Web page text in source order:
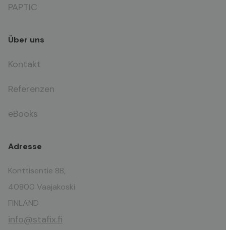
PAPTIC
Über uns
Kontakt
Referenzen
eBooks
Adresse
Konttisentie 8B,
40800 Vaajakoski
FINLAND
info@stafix.fi